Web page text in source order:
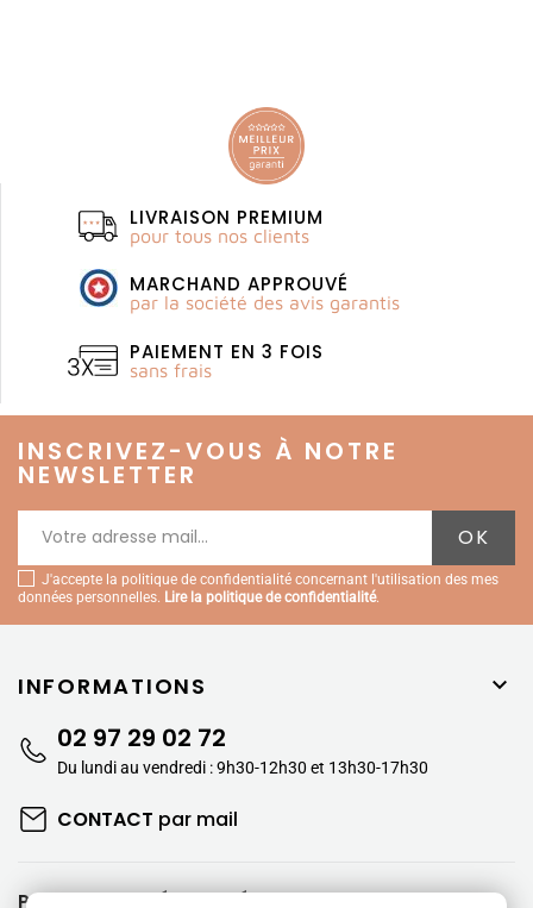
LIVRAISON PREMIUM
pour tous nos clients
MARCHAND APPROUVÉ
par la société des avis garantis
PAIEMENT EN 3 FOIS
sans frais
INSCRIVEZ-VOUS À NOTRE
NEWSLETTER
J'accepte la politique de confidentialité concernant l'utilisation des mes
données personnelles. Lire la politique de confidentialité.
INFORMATIONS 
02 97 29 02 72
Du lundi au vendredi : 9h30-12h30 et 13h30-17h30
CONTACT par mail
PAIEMENTS SÉCURISÉS